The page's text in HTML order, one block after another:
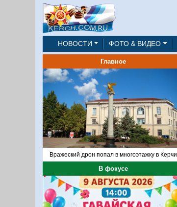
НОВОСТИ ФОТО & ВИДЕО
Главное
Вражеский дрон попал в многоэтажку в Керчи
В фокусе